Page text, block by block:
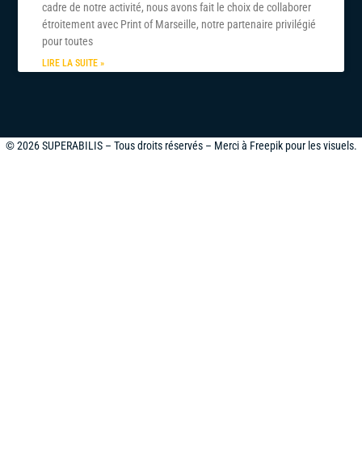
cadre de notre activité, nous avons fait le choix de collaborer
étroitement avec Print of Marseille, notre partenaire privilégié
pour toutes
LIRE LA SUITE »
© 2026 SUPERABILIS – Tous droits réservés – Merci à Freepik pour les visuels.